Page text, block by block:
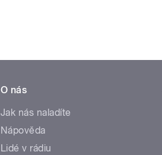
O nás
Jak nás naladíte
Nápověda
Lidé v rádiu